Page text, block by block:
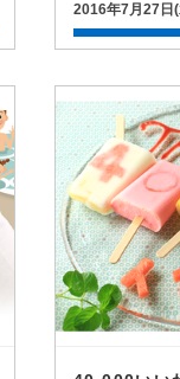
2016年7月27日